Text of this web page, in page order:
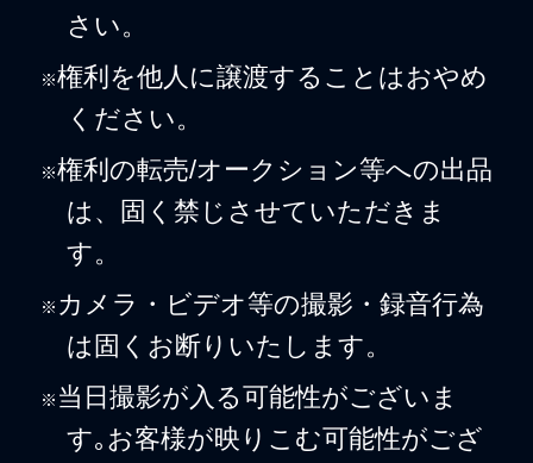
さい。
※権利を他人に譲渡することはおやめ
ください。
※権利の転売/オークション等への出品
は、固く禁じさせていただきま
す。
※ カメラ・ビデオ等の撮影・録音行為
は固くお断りいたします。
※ 当日撮影が入る可能性がございま
す｡お客様が映りこむ可能性がござ